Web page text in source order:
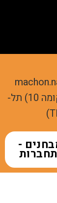
סעדיה גאון 22- (קומה 10) תל-
-